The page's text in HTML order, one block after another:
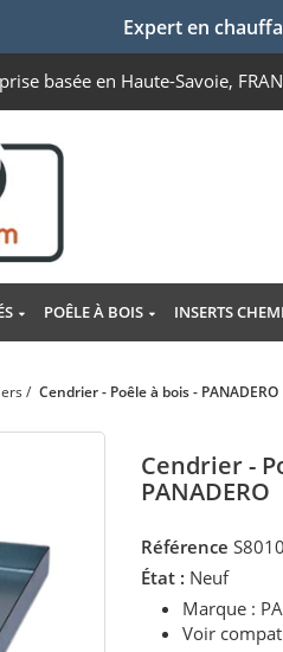
Expert en
basée en Haute-Savoie,
POÊLE À BOIS INSERTS
/ Cendrier - Poêle à bois - PANADERO
Cendrier -
PANADERO
Référence
État : Neuf
Marque :
Voir